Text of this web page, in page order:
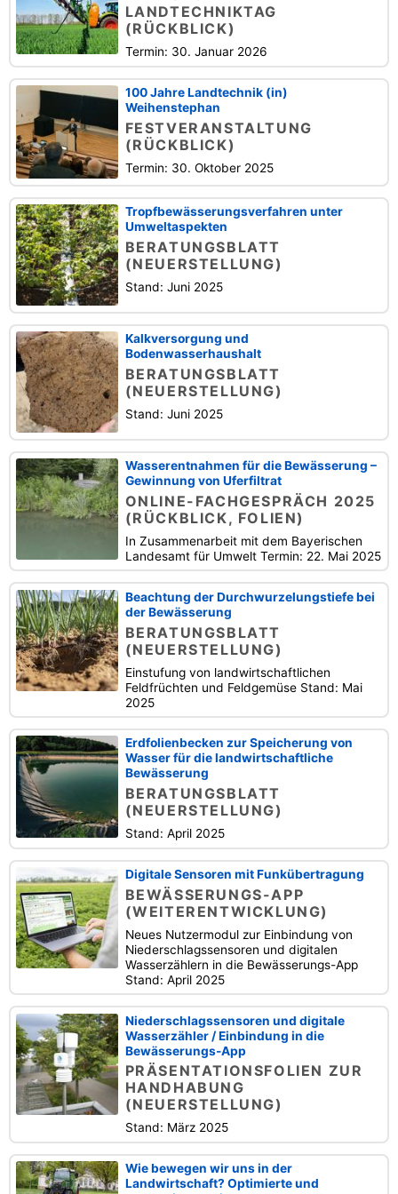
LANDTECHNIKTAG
(RÜCKBLICK)
Termin: 30. Januar 2026
100 Jahre Landtechnik (in)
Weihenstephan
FESTVERANSTALTUNG
(RÜCKBLICK)
Termin: 30. Oktober 2025
Tropfbewässerungsverfahren unter
Umweltaspekten
BERATUNGSBLATT
(NEUERSTELLUNG)
Stand: Juni 2025
Kalkversorgung und
Bodenwasserhaushalt
BERATUNGSBLATT
(NEUERSTELLUNG)
Stand: Juni 2025
Wasserentnahmen für die Bewässerung –
Gewinnung von Uferfiltrat
ONLINE-FACHGESPRÄCH 2025
(RÜCKBLICK, FOLIEN)
In Zusammenarbeit mit dem Bayerischen
Landesamt für Umwelt Termin: 22. Mai 2025
Beachtung der Durchwurzelungstiefe bei
der Bewässerung
BERATUNGSBLATT
(NEUERSTELLUNG)
Einstufung von landwirtschaftlichen
Feldfrüchten und Feldgemüse Stand: Mai
2025
Erdfolienbecken zur Speicherung von
Wasser für die landwirtschaftliche
Bewässerung
BERATUNGSBLATT
(NEUERSTELLUNG)
Stand: April 2025
Digitale Sensoren mit Funkübertragung
BEWÄSSERUNGS-APP
(WEITERENTWICKLUNG)
Neues Nutzermodul zur Einbindung von
Niederschlagssensoren und digitalen
Wasserzählern in die Bewässerungs-App
Stand: April 2025
Niederschlagssensoren und digitale
Wasserzähler / Einbindung in die
Bewässerungs-App
PRÄSENTATIONSFOLIEN ZUR
HANDHABUNG
(NEUERSTELLUNG)
Stand: März 2025
Wie bewegen wir uns in der
Landwirtschaft? Optimierte und